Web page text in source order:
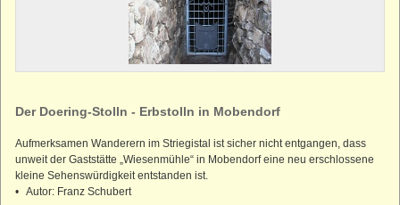
Der Doering-Stolln - Erbstolln in Mobendorf
Aufmerksamen Wanderern im Striegistal ist sicher nicht entgangen, dass
unweit der Gaststätte „Wiesenmühle“ in Mobendorf eine neu erschlossene
kleine Sehenswürdigkeit entstanden ist.
• Autor: Franz Schubert